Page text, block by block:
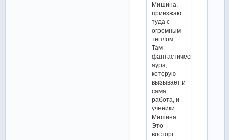
Мишина,
приезжаю
туда с
огромным
теплом.
Там
фантастическая
аура,
которую
вызывает и
сама
работа, и
ученики
Мишина.
Это
восторг.